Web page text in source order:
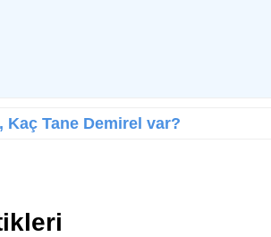
Kaç Tane Demirel var?